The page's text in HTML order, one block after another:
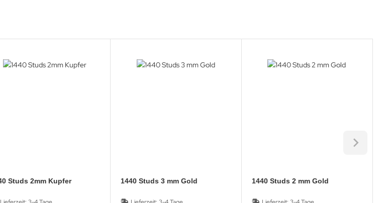
1440 Studs 2mm Kupfer 1440 Studs 3 mm Gold 1440 Studs 2 mm Gold